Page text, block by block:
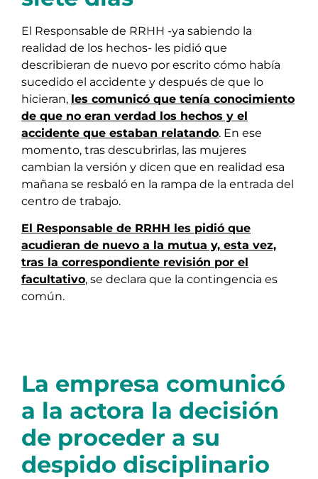
El Responsable de RRHH -ya sabiendo la
realidad de los hechos- les pidió que
describieran de nuevo por escrito cómo había
sucedido el accidente y después de que lo
hicieran, les comunicó que tenía conocimiento
de que no eran verdad los hechos y el
accidente que estaban relatando. En ese
momento, tras descubrirlas, las mujeres
cambian la versión y dicen que en realidad esa
mañana se resbaló en la rampa de la entrada del
centro de trabajo.
El Responsable de RRHH les pidió que
acudieran de nuevo a la mutua y, esta vez,
tras la correspondiente revisión por el
facultativo, se declara que la contingencia es
común.
La empresa comunicó
a la actora la decisión
de proceder a su
despido disciplinario